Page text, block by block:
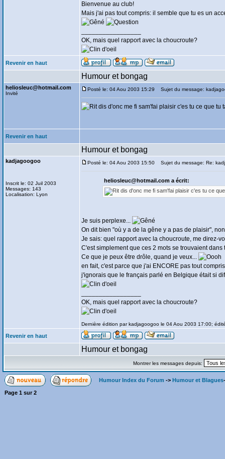
Bienvenue au club!
Mais j'ai pas tout compris: il semble que tu es un
OK, mais quel rapport avec la choucroute?
Revenir en haut
Humour et bongag
heliosleuc@hotmail.com
Invité
Posté le: 04 Aou 2003 15:29 Sujet du message:
dis d'onc me fi sam'fai plaisir c'es tu ce que tu
Revenir en haut
Humour et bongag
kadjagoogoo
Inscrit le: 02 Juil 2003
Messages: 143
Localisation: Lyon
Posté le: 04 Aou 2003 15:50 Sujet du message: Re:
heliosleuc@hotmail.com a écrit:
dis d'onc me fi sam'fai plaisir c'es tu ce
Je suis perplexe...
On dit bien "où y a de la gêne y a pas de plaisir",
Je sais: quel rapport avec la choucroute, me direz-
C'est simplement que ces 2 mots se trouvaient
Ce que je peux être drôle, quand je veux...
en fait, c'est parce que j'ai ENCORE pas tout
j'ignorais que le français parlé en Belgique était si
OK, mais quel rapport avec la choucroute?
Dernière édition par kadjagoogoo le 04 Aou 2003 17:00;
Revenir en haut
Humour et bongag
Montrer les messages depuis:
Humour Index du Forum -> Humour et Blagues
Page 1 sur 2